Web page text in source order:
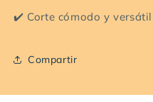
✔️ Corte cómodo y versátil
Compartir